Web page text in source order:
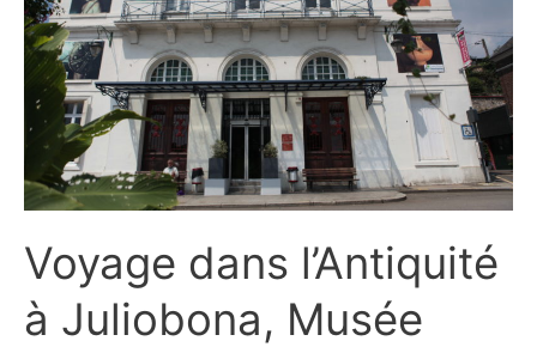
musée
de
Seine
normande
Voyage dans l’Antiquité
à Juliobona, Musée